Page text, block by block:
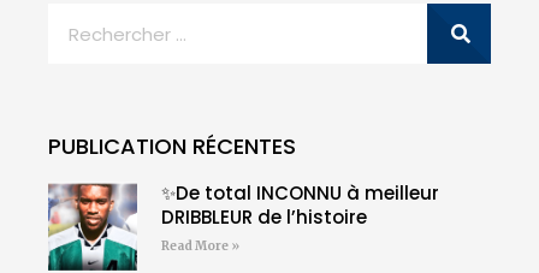
PUBLICATION RÉCENTES
✨De total INCONNU à meilleur
DRIBBLEUR de l’histoire
Read More »